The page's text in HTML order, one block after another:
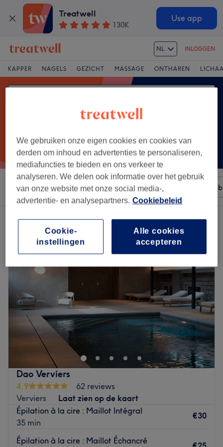
Treatwell
130K
Use app
NL INLOGGEN
KAPPER NAGELS GEZICHT MASSAGE ONTHAREN
Sorteer op Elke prijs Merken Salons
Een salon met:vrouwen harsen - brazilian in Verviers
Dao Verviers
4,9
62 reviews
Verviers
Laat zien op de kaart
Épilation à la cire : Maillot Intégral
35 min
€30
Épilation à la cire : Maillot Échancré
We gebruiken onze eigen cookies en cookies van
derden om inhoud en advertenties te personaliseren,
mediafuncties te bieden en ons verkeer te
analyseren. We delen ook informatie over het gebruik
van onze website met onze social media-,
advertentie- en analysepartners. Cookiebeleid
Alle cookies
accepteren
Cookie-
instellingen